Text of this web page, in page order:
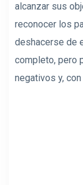
alcanzar sus
reconocer los
deshacerse de
completo, pero
negativos y,